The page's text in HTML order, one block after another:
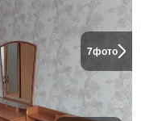
7фото